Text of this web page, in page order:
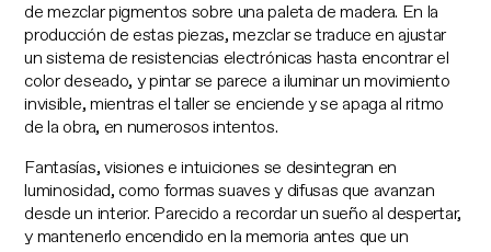
de mezclar pigmentos sobre una paleta de madera. En la
producción de estas piezas, mezclar se traduce en ajustar
un sistema de resistencias electrónicas hasta encontrar el
color deseado, y pintar se parece a iluminar un movimiento
invisible, mientras el taller se enciende y se apaga al ritmo
de la obra, en numerosos intentos.
Fantasías, visiones e intuiciones se desintegran en
luminosidad, como formas suaves y difusas que avanzan
desde un interior. Parecido a recordar un sueño al despertar,
y mantenerlo encendido en la memoria antes que un